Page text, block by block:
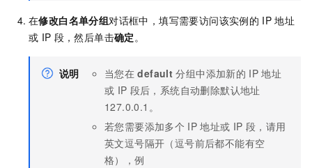
在修改白名单分组对话框中，填写需要访问该实例的 IP 地址
或 IP 段，然后单击确定。
说明 当您在 default 分组中添加新的 IP 地址
或 IP 段后，系统自动删除默认地址
127.0.0.1。
若您需要添加多个 IP 地址或 IP 段，请用
英文逗号隔开（逗号前后都不能有空
格），例